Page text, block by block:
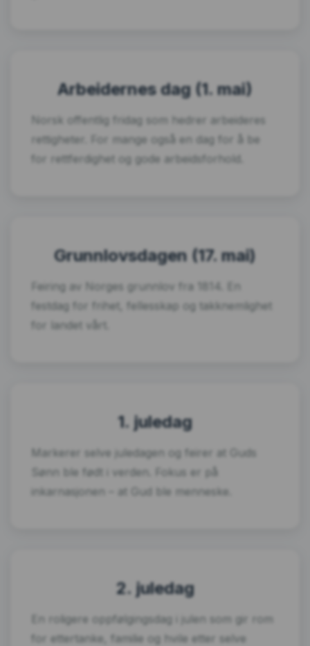
Arbeidernes dag (1. mai)
Norsk offentlig fridag som hedrer arbeideres
rettigheter. For mange også en dag for å be
for rettferdighet og gode arbeidsforhold.
Grunnlovsdagen (17. mai)
Feiring av Norges grunnlov fra 1814. En
festdag for frihet, fellesskap og takknemlighet
for landet vårt.
1. juledag
Markerer selve juledagen og feirer at Guds
Sønn ble født i verden. Fokus er på
inkarnasjonen – at Gud ble menneske.
2. juledag
En roligere oppfølgingsdag i julen som gir rom
for ettertanke, familie og hvile etter selve